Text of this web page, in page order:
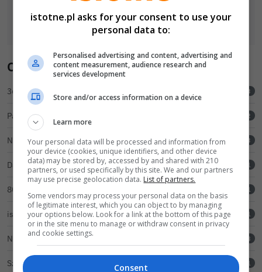
Ostatnio komentowano
3
72
3
1
80-latek chciał zarobić na ropie. Stracił blisko 550 tys. zł 11
51
118
161
istotne.pl asks for your consent to use your
personal data to:
Personalised advertising and content, advertising and
content measurement, audience research and
services development
Store and/or access information on a device
Learn more
Your personal data will be processed and information from
your device (cookies, unique identifiers, and other device
data) may be stored by, accessed by and shared with 210
partners, or used specifically by this site. We and our partners
may use precise geolocation data. List of partners.
Some vendors may process your personal data on the basis
of legitimate interest, which you can object to by managing
your options below. Look for a link at the bottom of this page
or in the site menu to manage or withdraw consent in privacy
and cookie settings.
Consent